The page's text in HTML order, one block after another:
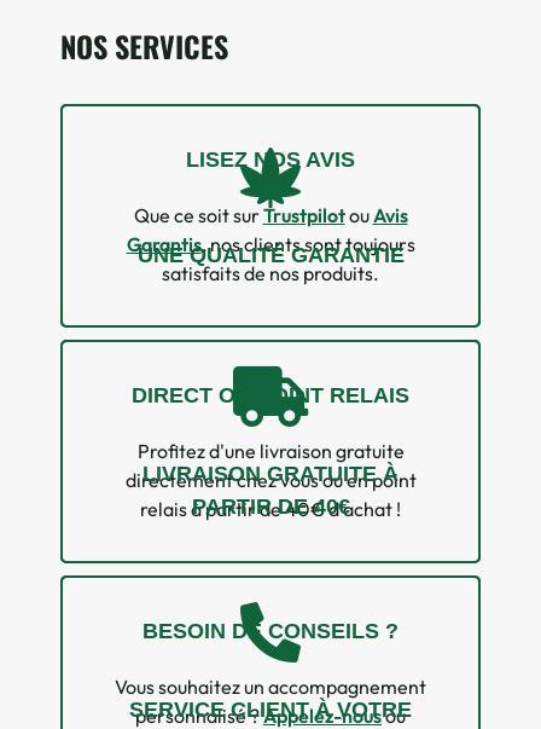
NOS SERVICES
UNE QUALITÉ GARANTIE
LISEZ NOS AVIS
Que ce soit surTrustpilotouAvis
Garantis, nos clients sont toujours
satisfaits de nos produits.
LIVRAISON GRATUITE À
PARTIR DE 40€
DIRECT OU POINT RELAIS
Profitez d'une livraison gratuite
directement chez vous ou en point
relais à partir de 40€ d'achat !
SERVICE CLIENT À VOTRE
BESOIN DE CONSEILS ?
Vous souhaitez un accompagnement
personnalisé ?Appelez-nousou